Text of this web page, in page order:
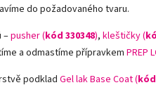
do požadovaného tvaru.
–pusher (kód 330348), kleštičky (
a odmastíme přípravkem PREP
podklad Gel lak Base Coat (kód